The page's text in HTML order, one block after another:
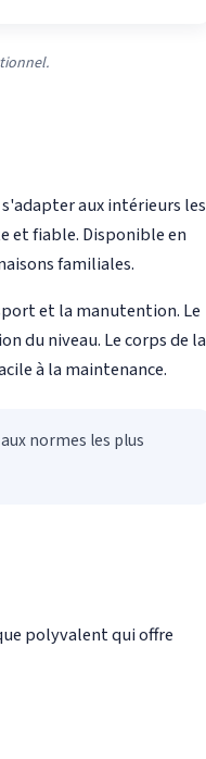
aux intérieurs les
et fiable. Disponible en
familiales.
et la manutention. Le
du niveau. Le corps de la
à la maintenance.
normes les plus
polyvalent qui offre